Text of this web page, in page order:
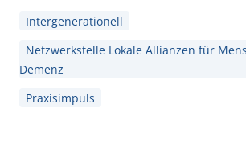
Intergenerationell
Netzwerkstelle Lokale Allianzen für
Demenz
Praxisimpuls